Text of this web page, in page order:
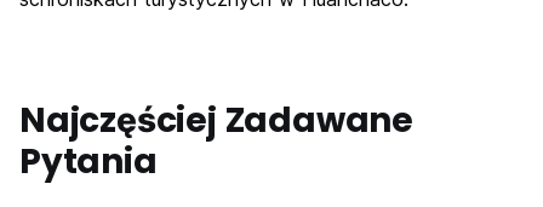
Najczęściej Zadawane
Pytania